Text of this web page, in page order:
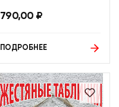
790,00 ₽
ПОДРОБНЕЕ